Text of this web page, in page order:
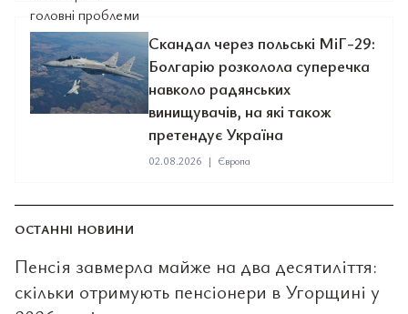
Скандал через польські МіГ-29:
Болгарію розколола суперечка
навколо радянських
винищувачів, на які також
претендує Україна
02.08.2026 | Європа
ОСТАННІ НОВИНИ
Пенсія завмерла майже на два десятиліття:
скільки отримують пенсіонери в Угорщині у